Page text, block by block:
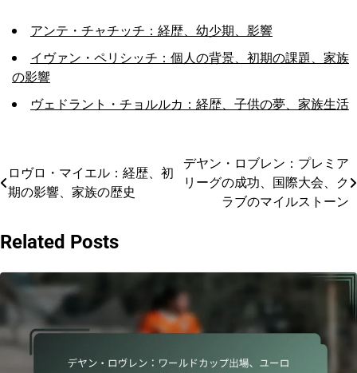
アンテ・チャチッチ：経歴、幼少期、影響
イヴァン・ペリシッチ：個人の背景、初期の課題、家族
の影響
ヴェドラント・チョルルカ：経歴、子供の夢、家族生活
Post
navigation
ロヴロ・マイエル：経歴、初
期の影響、家族の歴史
デヤン・ロブレン：プレミア
リーグの成功、国際大会、ク
ラブのマイルストーン
Related Posts